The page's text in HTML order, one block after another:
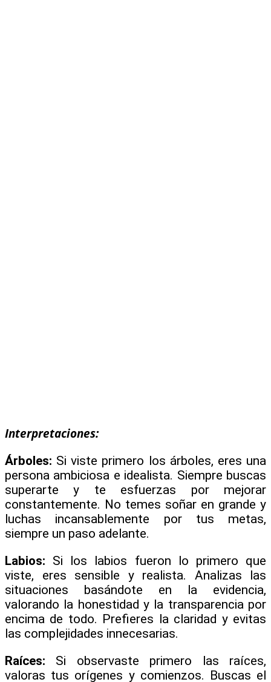
Interpretaciones:
Árboles: Si viste primero los árboles, eres una
persona ambiciosa e idealista. Siempre buscas
superarte y te esfuerzas por mejorar
constantemente. No temes soñar en grande y
luchas incansablemente por tus metas,
siempre un paso adelante.
Labios: Si los labios fueron lo primero que
viste, eres sensible y realista. Analizas las
situaciones basándote en la evidencia,
valorando la honestidad y la transparencia por
encima de todo. Prefieres la claridad y evitas
las complejidades innecesarias.
Raíces: Si observaste primero las raíces,
valoras tus orígenes y comienzos. Buscas el